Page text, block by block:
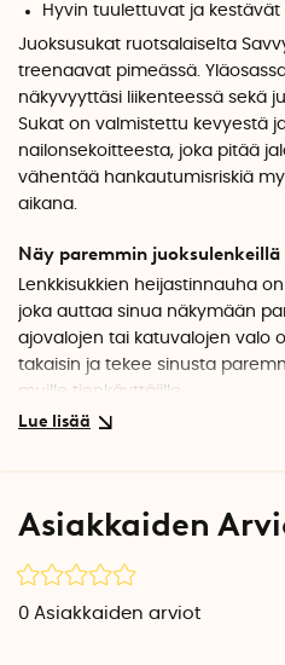
Hyvin tuulettuvat ja
Juoksusukat ruotsalaiselta
treenaavat pimeässä.
näkyvyyttäsi liikenteessä sekä
Sukat on valmistettu kevyestä
nailonsekoitteesta, joka pitää
vähentää hankautumisriskiä
aikana.
Näy paremmin juoksulenkeillä
Lenkkisukkien heijastinnauha
joka auttaa sinua näkymään
ajovalojen tai katuvalojen valo
takaisin ja tekee sinusta
muille tienkäyttäjille.
hankautumisriskiä, joten ne
juoksulenkkeihin ja arkeen
mukautuvat sulavasti liikkeisiisi.
Asiakkaiden
0 Asiakkaiden arviot